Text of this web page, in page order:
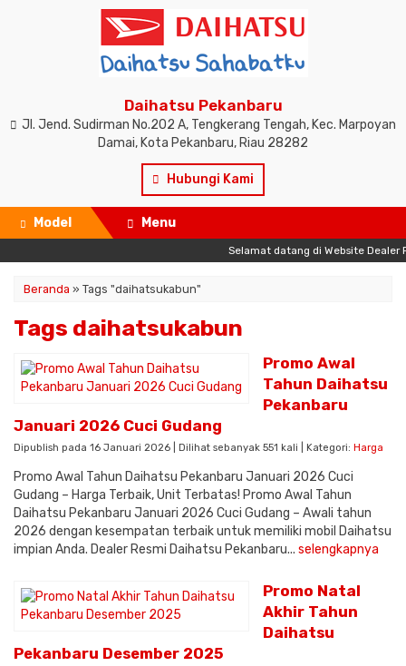
Daihatsu Pekanbaru
Jl. Jend. Sudirman No.202 A, Tengkerang Tengah, Kec. Marpoyan
Damai, Kota Pekanbaru, Riau 28282
Hubungi Kami
Model Menu
Selamat datang di Website Dealer
Beranda » Tags "daihatsukabun"
Tags daihatsukabun
Promo Awal
Tahun Daihatsu
Pekanbaru
Januari 2026 Cuci Gudang
Dipublish pada 16 Januari 2026 | Dilihat sebanyak 551 kali | Kategori: Harga
Promo Awal Tahun Daihatsu Pekanbaru Januari 2026 Cuci
Gudang – Harga Terbaik, Unit Terbatas! Promo Awal Tahun
Daihatsu Pekanbaru Januari 2026 Cuci Gudang – Awali tahun
2026 dengan kesempatan terbaik untuk memiliki mobil Daihatsu
impian Anda. Dealer Resmi Daihatsu Pekanbaru... selengkapnya
Promo Natal
Akhir Tahun
Daihatsu
Pekanbaru Desember 2025